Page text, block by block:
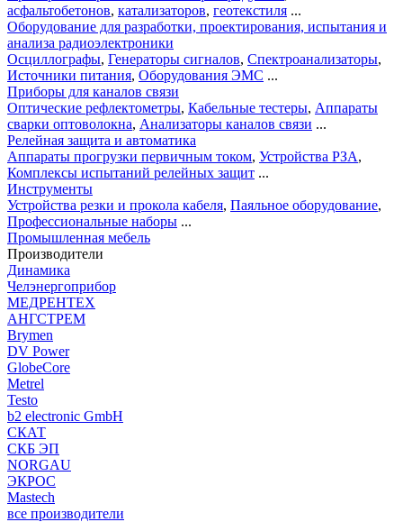
асфальтобетонов, катализаторов, геотекстиля ...
Оборудование для разработки, проектирования, испытания и
анализа радиоэлектроники
Осциллографы, Генераторы сигналов, Спектроанализаторы,
Источники питания, Оборудования ЭМС ...
Приборы для каналов связи
Оптические рефлектометры, Кабельные тестеры, Аппараты
сварки оптоволокна, Анализаторы каналов связи ...
Релейная защита и автоматика
Аппараты прогрузки первичным током, Устройства РЗА,
Комплексы испытаний релейных защит ...
Инструменты
Устройства резки и прокола кабеля, Паяльное оборудование,
Профессиональные наборы ...
Промышленная мебель
Производители
Динамика
Челэнергоприбор
МЕДРЕНТЕХ
АНГСТРЕМ
Brymen
DV Power
GlobeCore
Metrel
Testo
b2 electronic GmbH
СКАТ
СКБ ЭП
NORGAU
ЭКРОС
Mastech
все производители